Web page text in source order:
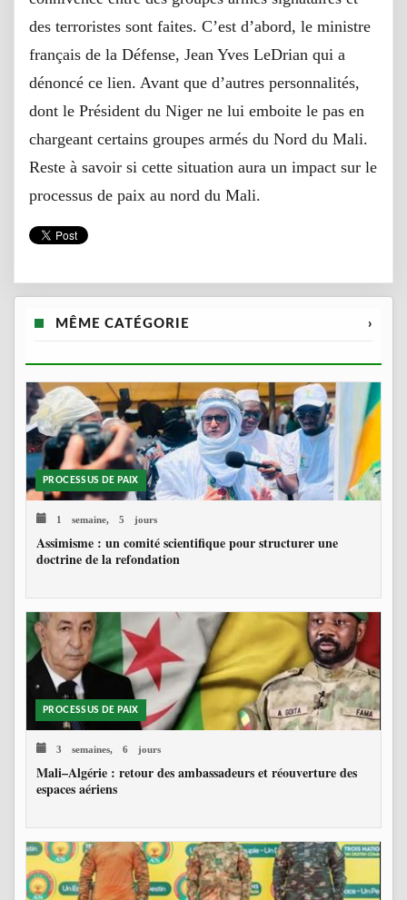
des terroristes sont faites. C’est d’abord, le ministre
français de la Défense, Jean Yves LeDrian qui a
dénoncé ce lien. Avant que d’autres personnalités,
dont le Président du Niger ne lui emboite le pas en
chargeant certains groupes armés du Nord du Mali.
Reste à savoir si cette situation aura un impact sur le
processus de paix au nord du Mali.
MÊME CATÉGORIE ›
PROCESSUS DE PAIX
1 semaine, 5 jours
Assimisme : un comité scientifique pour structurer une
doctrine de la refondation
PROCESSUS DE PAIX
3 semaines, 6 jours
Mali–Algérie : retour des ambassadeurs et réouverture des
espaces aériens